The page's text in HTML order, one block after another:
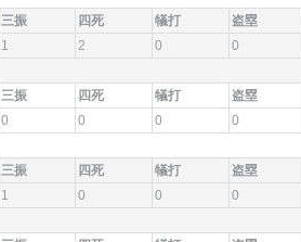
三振 四死 犠打 盗塁
1 2 0 0
三振 四死 犠打 盗塁
0 0 0 0
三振 四死 犠打 盗塁
1 0 0 0